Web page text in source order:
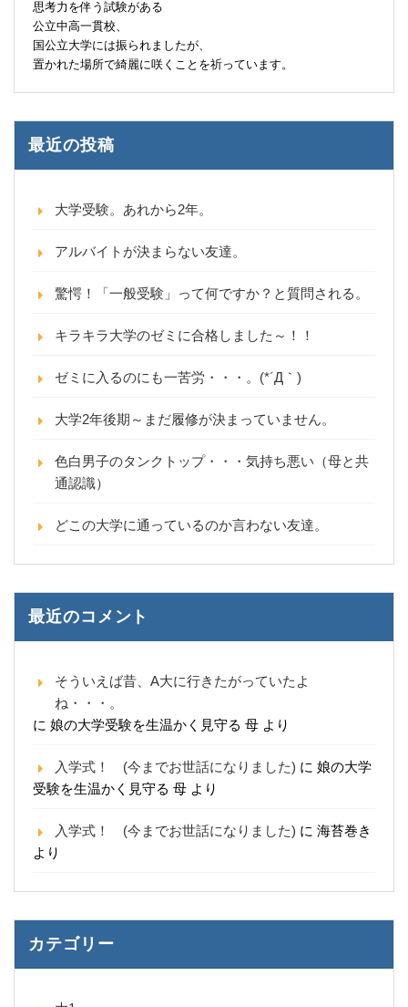
思考力を伴う試験がある
公立中高一貫校、
国公立大学には振られましたが、
置かれた場所で綺麗に咲くことを祈っています。
最近の投稿
大学受験。あれから2年。
アルバイトが決まらない友達。
驚愕！「一般受験」って何ですか？と質問される。
キラキラ大学のゼミに合格しました～！！
ゼミに入るのにも一苦労・・・。(*´Д｀)
大学2年後期～まだ履修が決まっていません。
色白男子のタンクトップ・・・気持ち悪い（母と共
通認識）
どこの大学に通っているのか言わない友達。
最近のコメント
そういえば昔、A大に行きたがっていたよ
ね・・・。
に 娘の大学受験を生温かく見守る 母 より
入学式！ (今までお世話になりました) に 娘の大学
受験を生温かく見守る 母 より
入学式！ (今までお世話になりました) に 海苔巻き
より
カテゴリー